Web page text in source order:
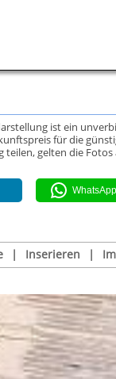
ist ein
für die
gelten die
WhatsApp
| Inserieren |